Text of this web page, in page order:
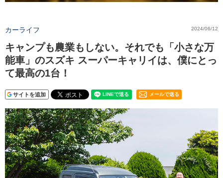
カーライフ 2024/06/12
キャンプも農業もしない。それでも「小さな万
能車」のスズキ スーパーキャリイは、僕にとっ
て最高の1台！
サイトを追加 メールで送る